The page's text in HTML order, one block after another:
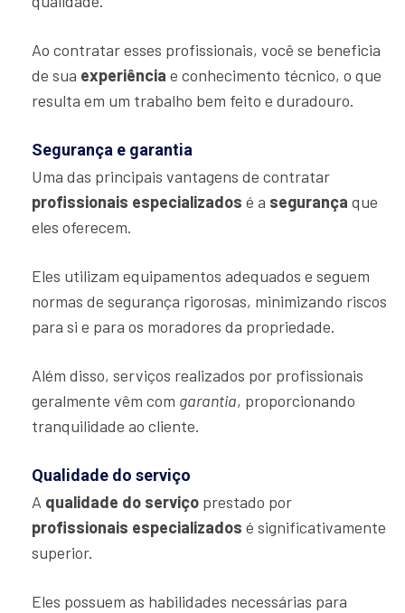
Ao contratar esses profissionais, você se beneficia
de sua experiência e conhecimento técnico, o que
resulta em um trabalho bem feito e duradouro.
Segurança e garantia
Uma das principais vantagens de contratar
profissionais especializados é a segurança que
eles oferecem.
Eles utilizam equipamentos adequados e seguem
normas de segurança rigorosas, minimizando riscos
para si e para os moradores da propriedade.
Além disso, serviços realizados por profissionais
geralmente vêm com garantia, proporcionando
tranquilidade ao cliente.
Qualidade do serviço
A qualidade do serviço prestado por
profissionais especializados é significativamente
superior.
Eles possuem as habilidades necessárias para